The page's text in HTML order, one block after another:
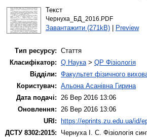
Текст
Чернуха_БД_2016.PDF
Завантажити (271kB)| Preview
Тип ресурсу: Стаття
Класифікатор: Q Наука> QP Фізіологія
Відділи: Факультет фізичного
Користувач: Альона Асанівна Гирина
Дата подачі: 26 Вер 2016 13:06
Оновлення: 26 Вер 2016 13:06
URI:
https://eprints.zu.edu.ua/id/
ДСТУ 8302:2015:
Чернуха І. С. Фізіологія